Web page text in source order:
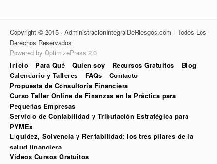
Copyright © 2015 · AdministracionIntegralDeRiesgos.com · Todos Los
Derechos Reservados
Powered by OptimizePress 2.0
Inicio
Para Qué Quien soy Recursos Gratuitos
Blog
Calendario y Talleres
FAQs
Contacto
Propuesta de Consultoría Financiera
Curso Taller Online de Finanzas en la Práctica para
Pequeñas Empresas
Servicio de Contabilidad y Tributación Estratégica para
PYMEs
Liquidez, Solvencia y Rentabilidad: los tres pilares de la
salud financiera
Videos Cursos Gratuitos